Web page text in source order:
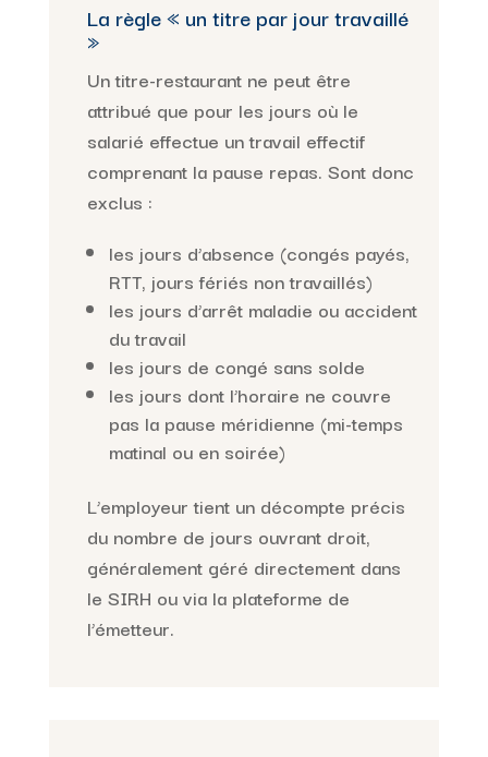
La règle « un titre par jour travaillé
»
Un titre-restaurant ne peut être
attribué que pour les jours où le
salarié effectue un travail effectif
comprenant la pause repas. Sont donc
exclus :
les jours d’absence (congés payés,
RTT, jours fériés non travaillés)
les jours d’arrêt maladie ou accident
du travail
les jours de congé sans solde
les jours dont l’horaire ne couvre
pas la pause méridienne (mi-temps
matinal ou en soirée)
L’employeur tient un décompte précis
du nombre de jours ouvrant droit,
généralement géré directement dans
le SIRH ou via la plateforme de
l’émetteur.